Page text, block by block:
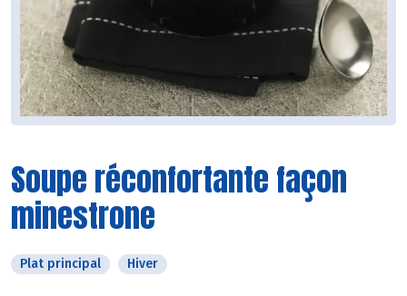
Soupe réconfortante façon
minestrone
Plat principal Hiver